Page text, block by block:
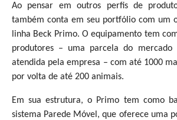
Ao pensar em outros perfis de
também conta em seu portfólio com um
linha Beck Primo. O equipamento tem
produtores – uma parcela do
atendida pela empresa – com até 1000
por volta de até 200 animais.
Em sua estrutura, o Primo tem como
sistema Parede Móvel, que oferece uma